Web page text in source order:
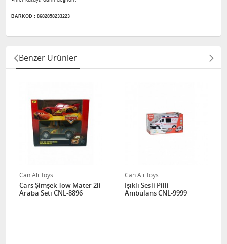
BARKOD : 8682858233223
Benzer Ürünler
Can Ali Toys
Cars Şimşek Tow Mater 2li
Araba Seti CNL-8896
Can Ali Toys
Işıklı Sesli Pilli
Ambulans CNL-9999